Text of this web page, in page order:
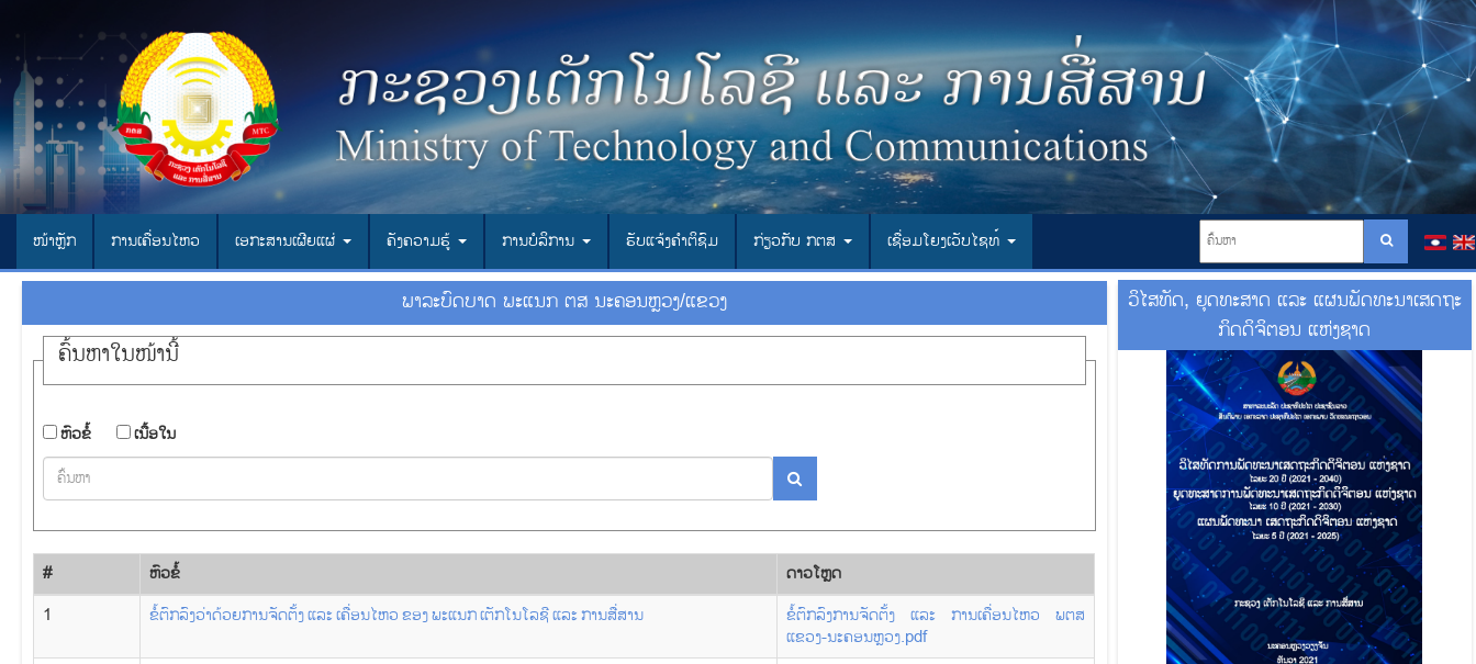
ໜ້າຫຼັກ ການເຄື່ອນໄຫວ ເອ​ກະ​ສານ​ເຜີຍ​ແຜ່ ຄັງຄວາມຮູ້ ການບໍລິການ ຮັບແຈ້ງຄຳຕິຊົມ ກ່ຽວກັບ ກຕສ ເຊື່ອມ​ໂຍງ​ເວັບ​ໄຊທ໌
ພາ​ລະ​ບົດ​ບາດ ພະແນກ ຕສ ນະຄອນຫຼວງ/ແຂວງ
ຄົ້ນ​ຫາ​ໃນ​ໜ້ານີ້
​ຫົວ​ຂໍ້ ​ເນື້ອ​ໃນ
# ​ຫົວ​ຂໍ້
ດາວ​ໂຫຼດ
1
ຂໍ້ຕົກລົງວ່າດ້ວຍການຈັດຕັ້ງ ແລະ ເຄື່ອນໄຫວ ຂອງ ພະແນກ ເຕັກໂນໂລຊີ ແລະ ການສື່ສານ
ຂໍ້ຕົກລົງການຈັດຕັ້ງ ແລະ ການເຄື່ອນໄຫວ ພຕສ
ແຂວງ-ນະຄອນຫຼວງ.pdf
ວິໄສທັດ, ຍຸດທະສາດ ແລະ ແຜນພັດທະນາເສດຖະ
ກິດດິຈິຕອນ ແຫ່ງຊາດ